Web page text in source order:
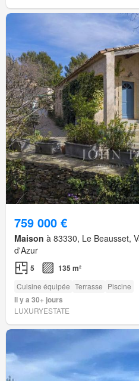
759 000 €
Maison à 83330, Le Beausset,
d'Azur
5 135 m²
Cuisine équipée Terrasse Piscine
Il y a 30+ jours
LUXURYESTATE